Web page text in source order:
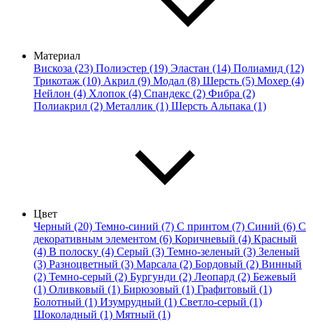
Материал
Вискоза (23) Полиэстер (19) Эластан (14) Полиамид (12)
Трикотаж (10) Акрил (9) Модал (8) Шерсть (5) Мохер (4)
Нейлон (4) Хлопок (4) Спандекс (2) Фибра (2)
Полиакрил (2) Металлик (1) Шерсть Альпака (1)
Цвет
Черный (20) Темно-синий (7) С принтом (7) Синий (6) С
декоративным элементом (6) Коричневый (4) Красный
(4) В полоску (4) Серый (3) Темно-зеленый (3) Зеленый
(3) Разноцветный (3) Марсала (2) Бордовый (2) Винный
(2) Темно-серый (2) Бургунди (2) Леопард (2) Бежевый
(1) Оливковый (1) Бирюзовый (1) Графитовый (1)
Болотный (1) Изумрудный (1) Светло-серый (1)
Шоколадный (1) Мятный (1)